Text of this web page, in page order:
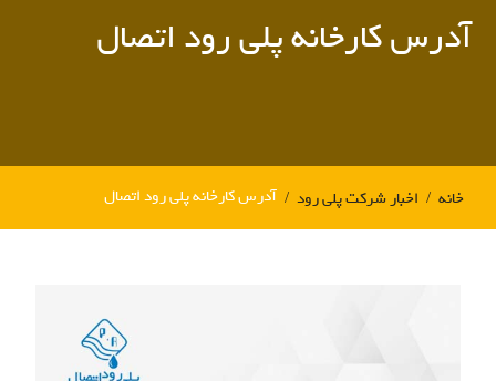
آدرس کارخانه پلی رود اتصال
خانه اخبار شرکت پلی رود آدرس کارخانه پلی رود اتصال